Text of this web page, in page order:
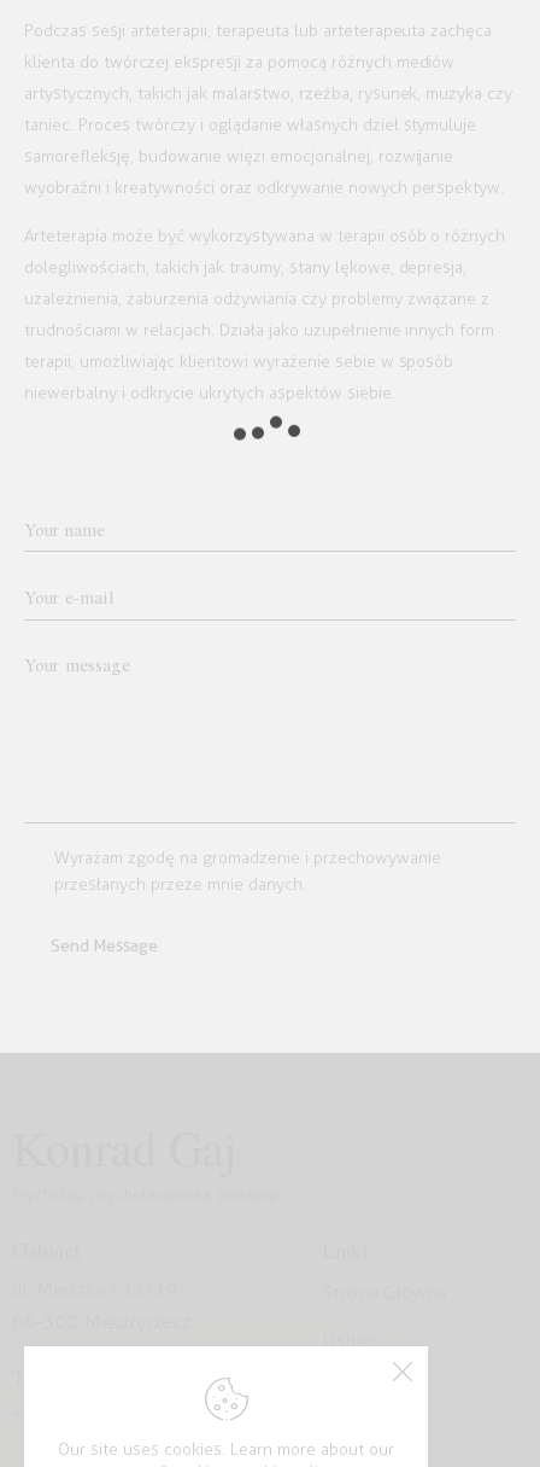
Podczas sesji arteterapii, terapeuta lub arteterapeuta zachęca
klienta do twórczej ekspresji za pomocą różnych mediów
artystycznych, takich jak malarstwo, rzeźba, rysunek, muzyka czy
taniec. Proces twórczy i oglądanie własnych dzieł stymuluje
samorefleksję, budowanie więzi emocjonalnej, rozwijanie
wyobraźni i kreatywności oraz odkrywanie nowych perspektyw.
Arteterapia może być wykorzystywana w terapii osób o różnych
dolegliwościach, takich jak traumy, stany lękowe, depresja,
uzależnienia, zaburzenia odżywiania czy problemy związane z
trudnościami w relacjach. Działa jako uzupełnienie innych form
terapii, umożliwiając klientowi wyrażenie sebie w sposób
niewerbalny i odkrycie ukrytych aspektów siebie.
Wyrażam zgodę na gromadzenie i przechowywanie
przesłanych przeze mnie danych.
Send Message
Usługi
Kontakt
Our site uses cookies. Learn more about our